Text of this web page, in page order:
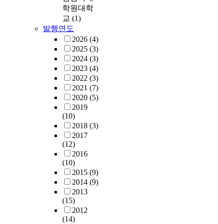
학원대학
교 (1)
발행연도
2026 (4)
2025 (3)
2024 (3)
2023 (4)
2022 (3)
2021 (7)
2020 (5)
2019
(10)
2018 (3)
2017
(12)
2016
(10)
2015 (9)
2014 (9)
2013
(15)
2012
(14)